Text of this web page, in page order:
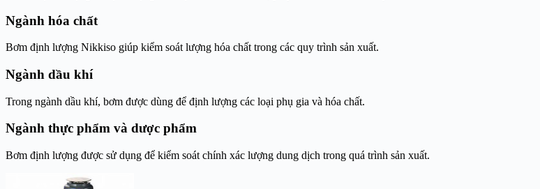
Ngành hóa chất
Bơm định lượng Nikkiso giúp kiểm soát lượng hóa chất trong các quy trình sản xuất.
Ngành dầu khí
Trong ngành dầu khí, bơm được dùng để định lượng các loại phụ gia và hóa chất.
Ngành thực phẩm và dược phẩm
Bơm định lượng được sử dụng để kiểm soát chính xác lượng dung dịch trong quá trình sản xuất.